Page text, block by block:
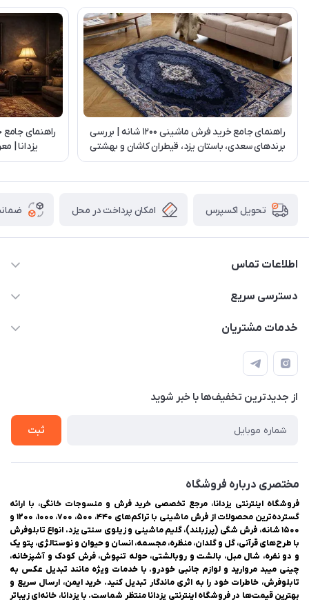
راهنمای جامع خرید فرش ماشینی 1200 شانه | بررسی
برندهای سعدی، باستان یزد، قیطران کاشان و بهشتی
تبریز
راهنمای
یزدانا |
تحویل اکسپرس امکان پرداخت در محل
اطلاعات تماس
03538252575
اینترنتی یزدانا
دسترسی سریع
حساب کاربری
لیست محصولات
درباره ما
خدمات مشتریان
راهنمای ثبت سفارش
حریم خصوصی
سوالات متداول
از جدید‌ترین تخفیف‌ها با‌ خبر شوید
ثبت
مختصری درباره فروشگاه
فروشگاه اینترنتی یزدانا، مرجع تخصصی خرید فرش و منسوجات خانگی، با ارائه
گسترده‌ترین محصولات از فرش ماشینی با تراکم‌های ۴۴۰، ۵۰۰، ۷۰۰، ۱۰۰۰، ۱۲۰۰ و
۱۵۰۰ شانه، فرش شگی (پرزبلند)، گلیم ماشینی و زیلوی سنتی یزد. انواع تابلوفرش
با طرح‌های قرآنی، گل و گلدان، منظره، مجسمه، انسان و حیوان و نوستالژی، پتو یک
و دو نفره، شال مبل، بالشت و روبالشتی، حوله تنپوش، فرش کودک و آشپزخانه،
چینی میبد مروارید و لوازم جانبی خودرو. با خدمات ویژه مانند تبدیل عکس به
تابلوفرش، خاطرات خود را به اثری ماندگار تبدیل کنید. خرید ایمن، ارسال سریع و
بهترین قیمت‌ها در فروشگاه اینترنتی یزدانا منتظر شماست. با یزدانا، خانه‌ای زیباتر